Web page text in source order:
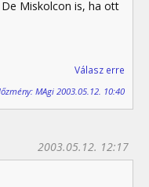
Miskolcon is, ha ott
Válasz erre
MAgi 2003.05.12. 10:40
2003.05.12. 12:17